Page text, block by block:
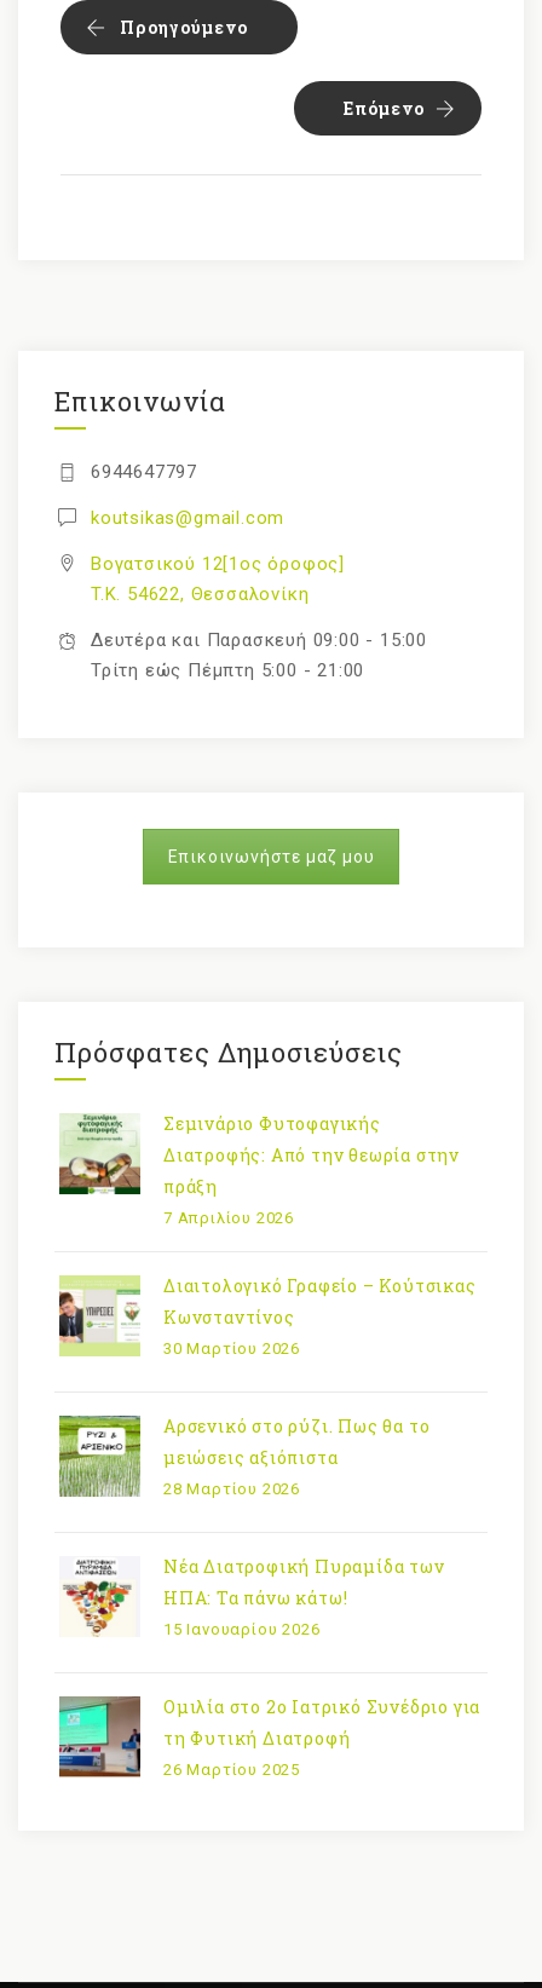
Προηγούμενο
Επόμενο
Επικοινωνία
6944647797
koutsikas@gmail.com
Βογατσικού 12[1ος όροφος]
T.K. 54622, Θεσσαλονίκη
Δευτέρα και Παρασκευή 09:00 - 15:00
Τρίτη εώς Πέμπτη 5:00 - 21:00
Επικοινωνήστε μαζ μου
Πρόσφατες Δημοσιεύσεις
Σεμινάριο Φυτοφαγικής
Διατροφής: Από την θεωρία στην
πράξη
7 Απριλίου 2026
Διαιτολογικό Γραφείο – Κούτσικας
Κωνσταντίνος
30 Μαρτίου 2026
Αρσενικό στο ρύζι. Πως θα το
μειώσεις αξιόπιστα
28 Μαρτίου 2026
Νέα Διατροφική Πυραμίδα των
ΗΠΑ: Τα πάνω κάτω!
15 Ιανουαρίου 2026
Ομιλία στο 2ο Ιατρικό Συνέδριο για
τη Φυτική Διατροφή
26 Μαρτίου 2025